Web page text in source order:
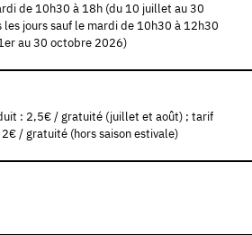
de 10h30 à 18h (du 10 juillet au 30
jours sauf le mardi de 10h30 à 12h30
au 30 octobre 2026)
: 2,5€ / gratuité (juillet et août) ; tarif
/ gratuité (hors saison estivale)